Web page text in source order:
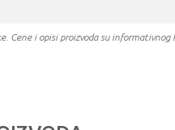
Cene i opisi proizvoda su